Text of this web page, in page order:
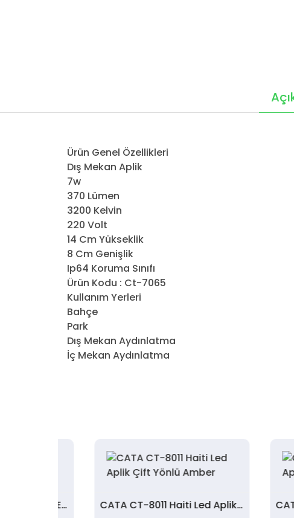
Ürün Genel Özellikleri
Dış Mekan Aplik
7w
370 Lümen
3200 Kelvin
220 Volt
14 Cm Yükseklik
8 Cm Genişlik
Ip64 Koruma Sınıfı
Ürün Kodu : Ct-7065
Kullanım Yerleri
Bahçe
Park
Dış Mekan Aydınlatma
İç Mekan Aydınlatma
CATA CT-8011 Haiti Led Aplik Çift Yönlü Amber